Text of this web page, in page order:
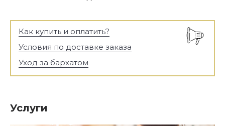
Как купить и оплатить?
Условия по доставке заказа
Уход за бархатом
Услуги